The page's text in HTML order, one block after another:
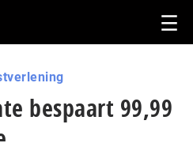
bespaart 99,99